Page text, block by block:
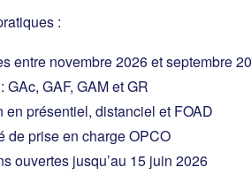
:
entre novembre 2026 et septembre
GAc, GAF, GAM et GR
en présentiel, distanciel et FOAD
de prise en charge OPCO
ouvertes jusqu’au 15 juin 2026